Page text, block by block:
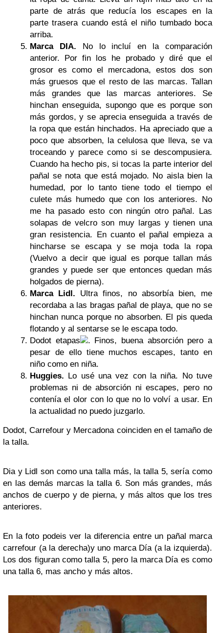
parte de atrás que reducía los escapes en la
parte trasera cuando está el niño tumbado boca
arriba.
Marca DIA. No lo incluí en la comparación
anterior. Por fin los he probado y diré que el
grosor es como el mercadona, estos dos son
más gruesos que el resto de las marcas. Tallan
más grandes que las marcas anteriores. Se
hinchan enseguida, supongo que es porque son
más gordos, y se aprecia enseguida a través de
la ropa que están hinchados. Ha apreciado que a
poco que absorben, la celulosa que lleva, se va
troceando y parece como si se descompusiera.
Cuando ha hecho pis, si tocas la parte interior del
pañal se nota que está mojado. No aisla bien la
humedad, por lo tanto tiene todo el tiempo el
culete más humedo que con los anteriores. No
me ha pasado esto con ningún otro pañal. Las
solapas de velcro son muy largas y tienen una
gran resistencia. En cuanto el pañal empieza a
hincharse se escapa y se moja toda la ropa
(Vuelvo a decir que igual es porque tallan más
grandes y puede ser que entonces quedan más
holgados de pierna).
Marca Lidl. Ultra finos, no absorbía bien, me
recordaba a las bragas pañal de playa, que no se
hinchan nunca porque no absorben. El pis queda
flotando y al sentarse se le escapa todo.
Dodot etapas
. Finos, buena absorción pero a
pesar de ello tiene muchos escapes, tanto en
niño como en niña.
Huggies. Lo usé una vez con la niña. No tuve
problemas ni de absorción ni escapes, pero no
contenía el olor con lo que no lo volví a usar. En
la actualidad no puedo juzgarlo.
Dodot, Carrefour y Mercadona coinciden en el tamaño de
la talla.
Dia y Lidl son como una talla más, la talla 5, sería como
en las demás marcas la talla 6. Son más grandes, más
anchos de cuerpo y de pierna, y más altos que los tres
anteriores.
En la foto podeis ver la diferencia entre un pañal marca
carrefour (a la derecha)y uno marca Día (a la izquierda).
Los dos figuran como talla 5, pero la marca Día es como
una talla 6, mas ancho y más altos.